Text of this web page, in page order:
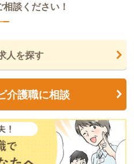
談ください！
人を探す
介護職に相談